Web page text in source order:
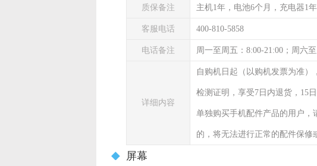
质保备注 主机1年，电池6个月，充电器1
客服电话 400-810-5858
电话备注 周一至周五：8:00-21:00；周六
详细内容
自购机日起（以购机发票为准
检测证明，享受7日内退货，15
单独购买手机配件产品的用户，
的，将无法进行正常的配件保修
屏幕